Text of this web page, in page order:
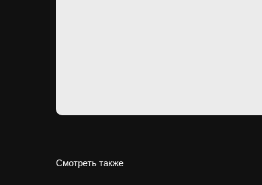
Смотреть также